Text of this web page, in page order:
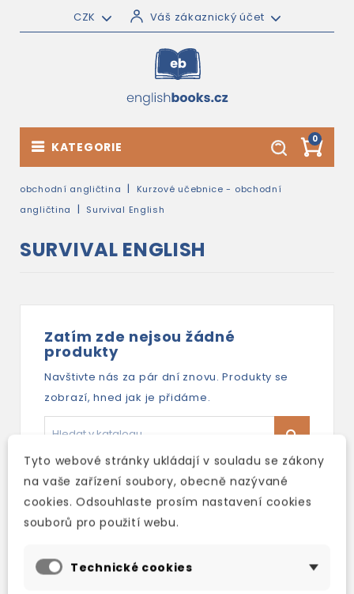
CZK Váš zákaznický účet
0
KATEGORIE
obchodní angličtina
Kurzové učebnice - obchodní
angličtina
Survival English
SURVIVAL ENGLISH
Zatím zde nejsou žádné
produkty
Navštivte nás za pár dní znovu. Produkty se
zobrazí, hned jak je přidáme.
Tyto webové stránky ukládají v souladu se zákony
na vaše zařízení soubory, obecně nazývané
cookies. Odsouhlaste prosím nastavení cookies
souborů pro použití webu.
Technické cookies